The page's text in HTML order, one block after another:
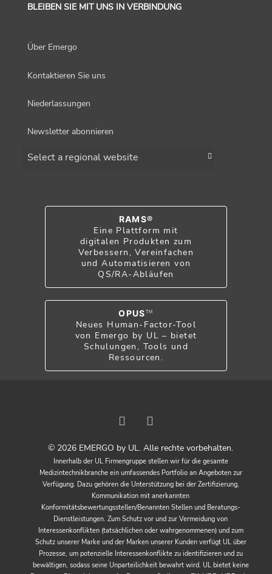
BLEIBEN SIE MIT UNS IN VERBINDUNG
Über Emergo
Kontaktieren Sie uns
Niederlassungen
Newsletter abonnieren
RAMS®
Eine Plattform mit
digitalen Produkten zum
Verbessern, Vereinfachen
und Automatisieren von
QS/RA-Abläufen
OPUS TM
Neues Human-Factor-Tool
von Emergo by UL – bietet
Schulungen, Tools und
Ressourcen.
© 2026 EMERGO by UL. Alle rechte vorbehalten.
Innerhalb der UL Firmengruppe stellen wir für die gesamte
Medizintechnikbranche ein umfassendes Portfolio an Angeboten zur
Verfügung. Dazu gehören die Unterstützung bei der Zertifizierung,
Kommunikation mit anerkannten
Konformitätsbewertungsstellen/Benannten Stellen und Beratungs-
Dienstleistungen. Zum Schutz vor und zur Vermeidung von
Interessenkonflikten (tatsächlichen oder wahrgenommenen) und zum
Schutz unserer Marke und der Marken unserer Kunden verfügt UL über
Prozesse, um potenzielle Interessenkonflikte zu identifizieren und zu
bewältigen, sodass seine Unparteilichkeit bewahrt wird. UL bietet keine